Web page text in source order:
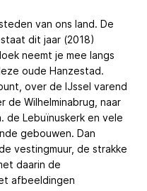
van ons land. De
dit jaar (2018)
neemt je mee langs
oude Hanzestad.
over de IJssel varend
Wilhelminabrug, naar
de Lebuïnuskerk en vele
gebouwen. Dan
vestingmuur, de strakke
daarin de
afbeeldingen